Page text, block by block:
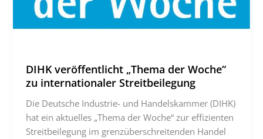
DIHK veröffentlicht „Thema der Woche“
zu internationaler Streitbeilegung
Die Deutsche Industrie- und Handelskammer (DIHK)
hat ein aktuelles „Thema der Woche“ zur effizienten
Streitbeilegung im grenzüberschreitenden Handel